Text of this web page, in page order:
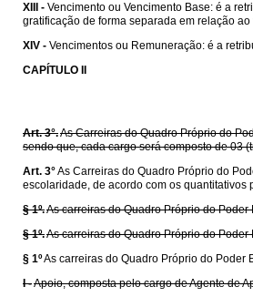
XIII - Vencimento ou Vencimento Base: é a
gratificação de forma separada em relação
XIV - Vencimentos ou Remuneração: é a
CAPÍTULO II
Art. 3°.As Carreiras do Quadro Próprio do
sendo que, cada cargo será composto de 03
Art. 3°As Carreiras do Quadro Próprio do
escolaridade, de acordo com os quantitativos
§ 1º.As carreiras do Quadro Próprio do
§ 1º.As carreiras do Quadro Próprio do
§ 1ºAs carreiras do Quadro Próprio do Poder
I -Apoio, composta pelo cargo de Agente de